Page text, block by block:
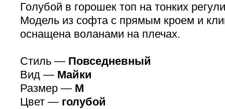
Голубой в горошек топ на тонких
Модель из софта с прямым кроем и
оснащена воланами на плечах.
Стиль — Повседневный
Вид — Майки
Размер — M
Цвет — голубой